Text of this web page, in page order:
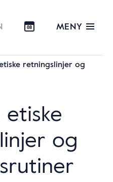
08 MENY
retningslinjer og
etiske
og